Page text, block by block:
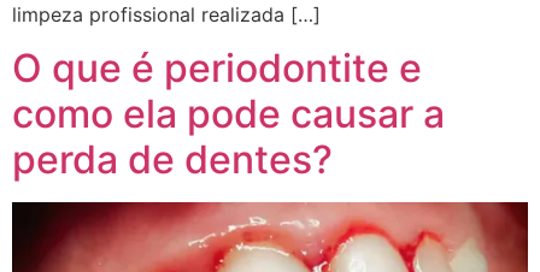
limpeza profissional realizada […]
O que é periodontite e
como ela pode causar a
perda de dentes?